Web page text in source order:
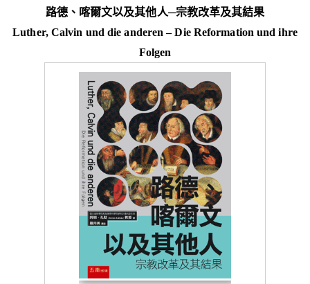
路德、喀爾文以及其他人─宗教改革及其結果
Luther, Calvin und die anderen – Die Reformation und ihre
Folgen